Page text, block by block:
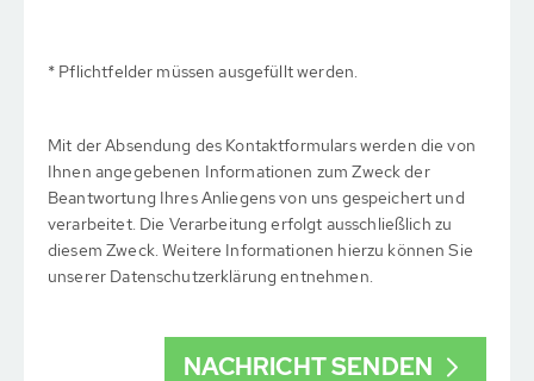
* Pflichtfelder müssen ausgefüllt werden.
Mit der Absendung des Kontaktformulars werden die von
Ihnen angegebenen Informationen zum Zweck der
Beantwortung Ihres Anliegens von uns gespeichert und
verarbeitet. Die Verarbeitung erfolgt ausschließlich zu
diesem Zweck. Weitere Informationen hierzu können Sie
unserer Datenschutzerklärung entnehmen.